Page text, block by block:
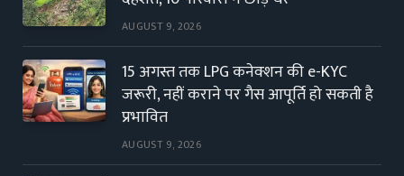
AUGUST 9, 2026
15 अगस्त तक LPG कनेक्शन की e-KYC
जरूरी, नहीं कराने पर गैस आपूर्ति हो सकती है
प्रभावित
AUGUST 9, 2026